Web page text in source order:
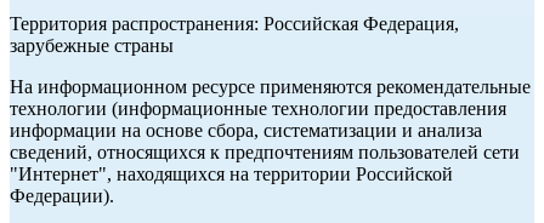
Территория распространения: Российская Федерация,
зарубежные страны
На информационном ресурсе применяются рекомендательные
технологии (информационные технологии предоставления
информации на основе сбора, систематизации и анализа
сведений, относящихся к предпочтениям пользователей сети
"Интернет", находящихся на территории Российской
Федерации).